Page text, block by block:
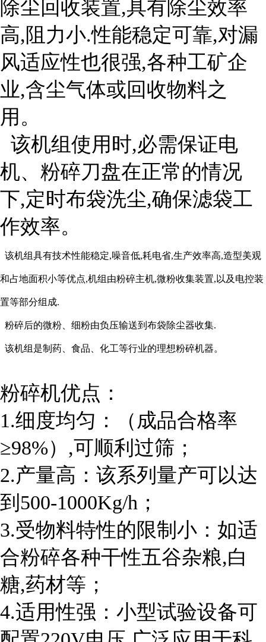
除尘回收装置,具有除尘效率
高,阻力小.性能稳定可靠,对漏
风适应性也很强,各种工矿企
业,含尘气体或回收物料之
用。
该机组使用时,必需保证电
机、粉碎刀盘在正常的情况
下,定时布袋洗尘,确保滤袋工
作效率。
该机组具有技术性能稳定,噪音低,耗电省,生产效率高,造型美观
和占地面积小等优点,机组由粉碎主机,微粉收集装置,以及电控装
置等部分组成.
粉碎后的微粉、细粉由负压输送到布袋除尘器收集.
该机组是制药、食品、化工等行业的理想粉碎机器。
粉碎机优点：
1.细度均匀：（成品合格率
≥98%）,可顺利过筛；
2.产量高：该系列量产可以达
到500-1000Kg/h；
3.受物料特性的限制小：如适
合粉碎各种干性五谷杂粮,白
糖,药材等；
4.适用性强：小型试验设备可